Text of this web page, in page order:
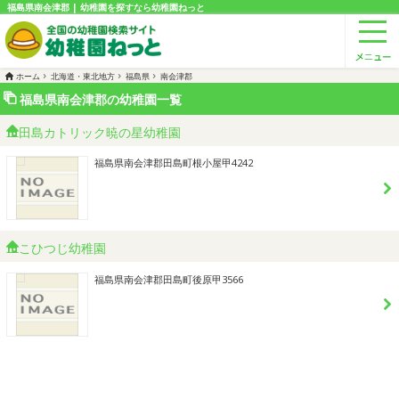
福島県南会津郡 | 幼稚園を探すなら幼稚園ねっと
ホーム 北海道・東北地方 福島県 南会津郡
福島県南会津郡の幼稚園一覧
田島カトリック暁の星幼稚園
福島県南会津郡田島町根小屋甲4242
こひつじ幼稚園
福島県南会津郡田島町後原甲3566